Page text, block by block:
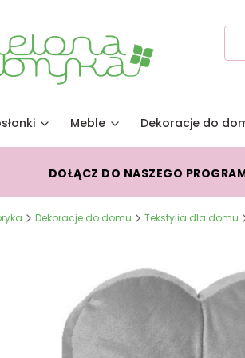
Meble Dekoracje do
DOŁĄCZ DO NASZEGO
Dekoracje do domu Tekstylia dla domu